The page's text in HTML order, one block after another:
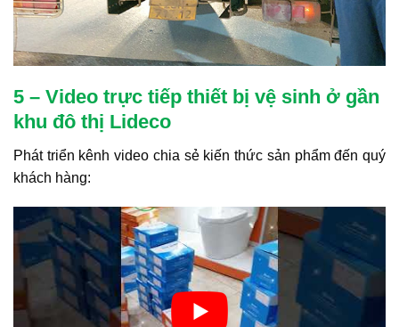
5 – Video trực tiếp thiết bị vệ sinh ở gần
khu đô thị Lideco
Phát triển kênh video chia sẻ kiến thức sản phẩm đến quý
khách hàng: